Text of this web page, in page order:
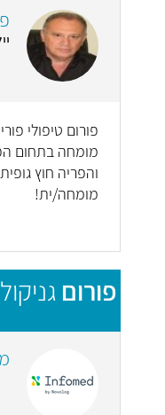
פורום טיפולי
מומחה בתחום
והפריה חוץ
מומחה/ית!
פורום